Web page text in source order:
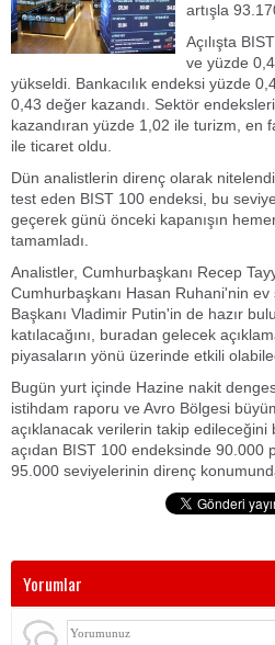
artışla
Açılışta
ve yüzde
yükseldi. Bankacılık endeksi yüzde
0,43 değer kazandı. Sektör
kazandıran yüzde 1,02 ile turizm, en
ile ticaret oldu.
Dün analistlerin direnç olarak
test eden BIST 100 endeksi, bu
geçerek günü önceki kapanışın
tamamladı.
Analistler, Cumhurbaşkanı Recep
Cumhurbaşkanı Hasan Ruhani'nin
Başkanı Vladimir Putin'in de hazır
katılacağını, buradan gelecek
piyasaların yönü üzerinde etkili
Bugün yurt içinde Hazine nakit
istihdam raporu ve Avro Bölgesi
açıklanacak verilerin takip
açıdan BIST 100 endeksinde 90.000
95.000 seviyelerinin direnç
Yorumlar